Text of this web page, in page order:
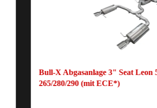
Bull-X Abgasanlage 3" Seat Leon
265/280/290 (mit ECE*)